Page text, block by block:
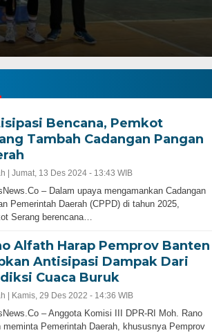
Bencana, Pemkot
Tambah Cadangan Pangan
| Jumat, 13 Des 2024 - 13:43 WIB
– Dalam upaya mengamankan Cadangan
Pemerintah Daerah (CPPD) di tahun 2025,
Serang berencana…
Alfath Harap Pemprov Banten
Antisipasi Dampak Dari
Cuaca Buruk
| Kamis, 29 Des 2022 - 14:36 WIB
– Anggota Komisi III DPR-RI Moh. Rano
meminta Pemerintah Daerah, khususnya Pemprov
Gubernur Baru, Banten Harus Lebih Maju |
Adalah Kunci